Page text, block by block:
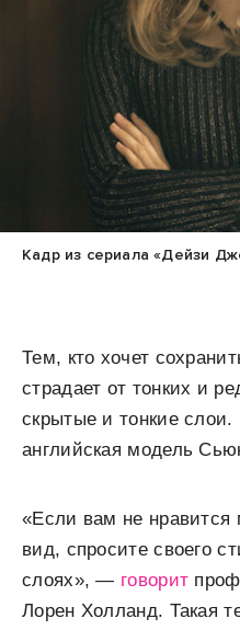
Кадр из сериала «Дейзи
Тем, кто хочет
страдает от тонких и
скрытые и тонкие слои.
английская модель
«Если вам не
вид, спросите своего
слоях», — говорит
Лорен Холланд. Такая